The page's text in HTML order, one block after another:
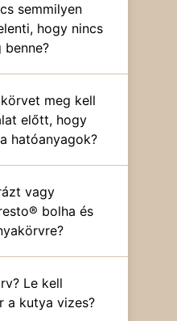
semmilyen
hogy nincs
benne?
meg kell
előtt, hogy
hatóanyagok?
vagy
bolha és
Le kell
a kutya vizes?